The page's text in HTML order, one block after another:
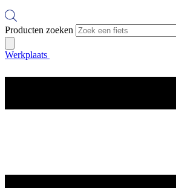
Producten zoeken
Werkplaats